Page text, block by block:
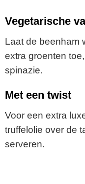
Vegetarische
Laat de beenham
extra groenten
spinazie.
Met een twist
Voor een extra
truffelolie over de
serveren.